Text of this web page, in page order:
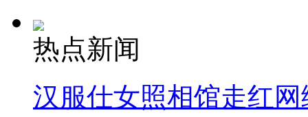
热点新闻
汉服仕女照相馆走红网